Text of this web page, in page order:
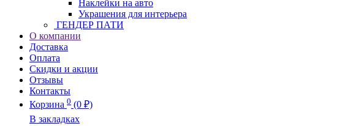
Наклейки на авто
Украшения для интерьера
ГЕНДЕР ПАТИ
О компании
Доставка
Оплата
Скидки и акции
Отзывы
Контакты
Корзина 0 (0 ₽)
В закладках